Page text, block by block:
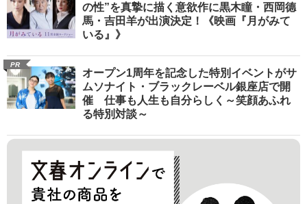
の性”を真摯に描く意欲作に黒木瞳・西岡德
馬・吉田羊が出演決定！《映画『月がみて
いる』》
PR
オープン1周年を記念した特別イベントがサ
ムソナイト・ブラックレーベル銀座店で開
催 仕事も人生も自分らしく～笑顔あふれ
る特別対談～